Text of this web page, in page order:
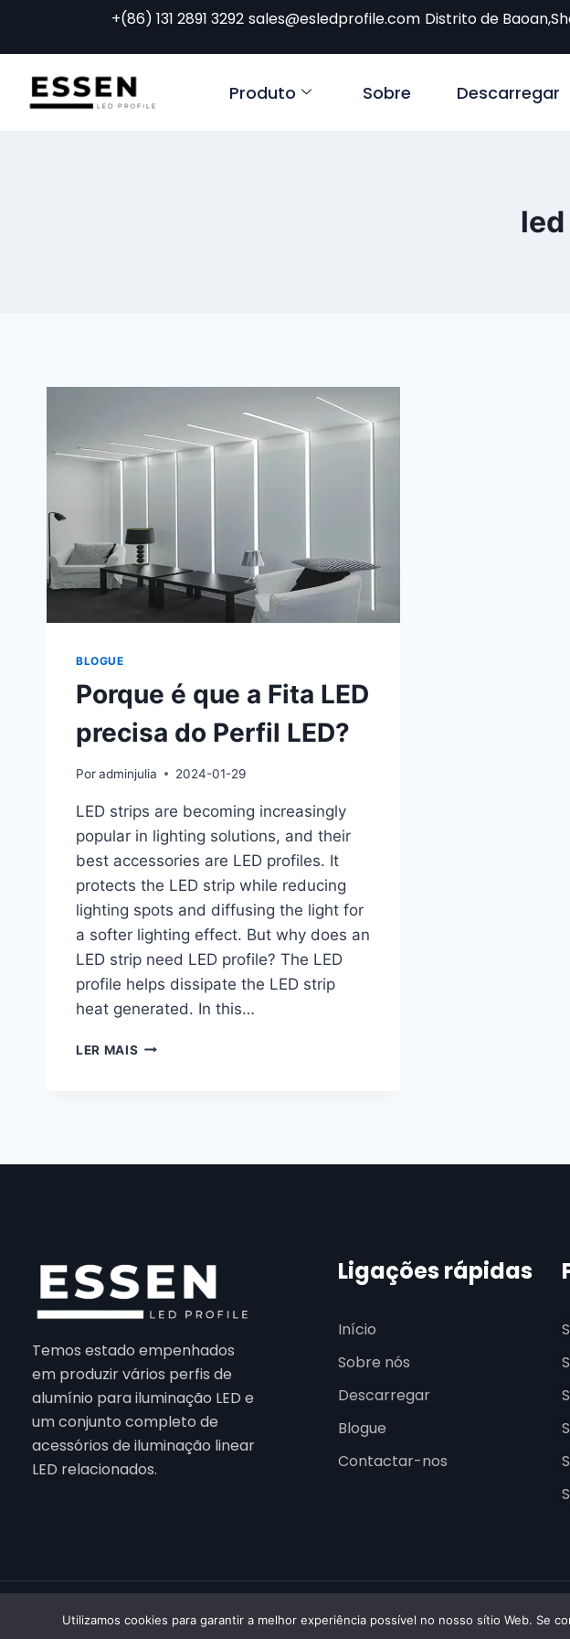
+(86) 131 2891 3292 sales@esledprofile.com Distrito de
Produto Sobre Descarregar
BLOGUE
Porque é que a Fita LED
precisa do Perfil LED?
Poradminjulia 2024-01-29
LED strips are becoming increasingly
popular in lighting solutions, and their
best accessories are LED profiles. It
protects the LED strip while reducing
lighting spots and diffusing the light for
a softer lighting effect. But why does an
LED strip need LED profile? The LED
profile helps dissipate the LED strip
heat generated. In this…
LER MAIS
Temos estado empenhados
em produzir vários perfis de
alumínio para iluminação LED e
um conjunto completo de
acessórios de iluminação linear
LED relacionados.
Ligações rápidas
Início
Sobre nós
Descarregar
Blogue
Contactar-nos
© 2026 ESSENLEDPROFILE.
Utilizamos cookies para garantir a melhor experiência possível no nosso sítio Web. Se